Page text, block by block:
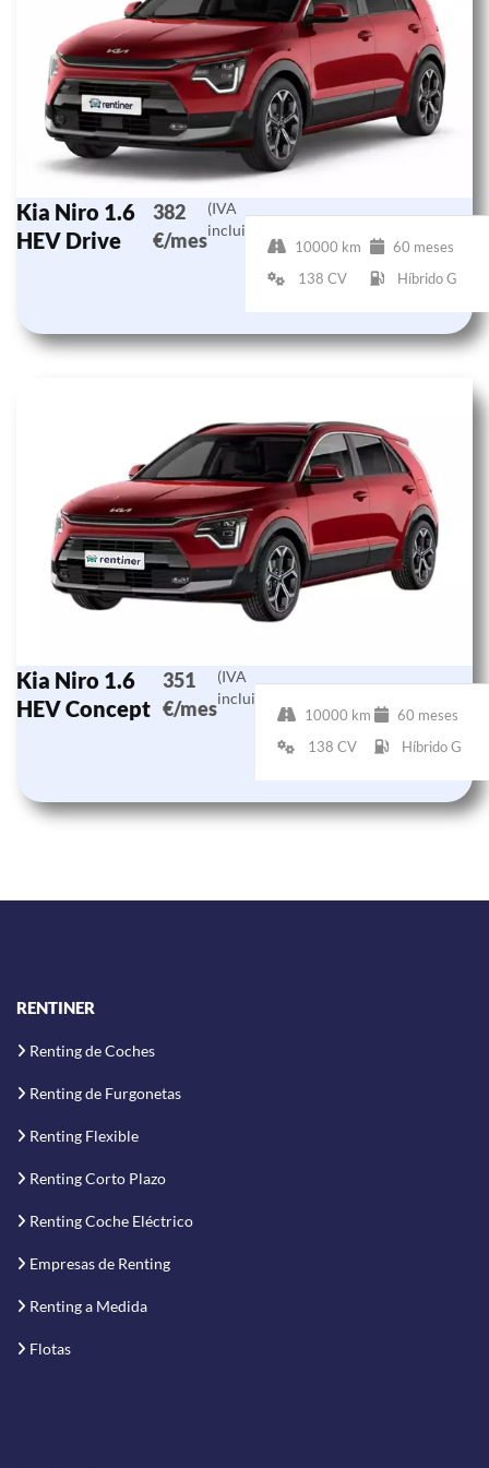
Kia Niro 1.6
HEV Drive
382
€/mes
(IVA
incluido)
10000 km
60 meses
138 CV
Híbrido G
Kia Niro 1.6
HEV Concept
351
€/mes
(IVA
incluido)
10000 km
60 meses
138 CV
Híbrido G
RENTINER
Renting de Coches
Renting de Furgonetas
Renting Flexible
Renting Corto Plazo
Renting Coche Eléctrico
Empresas de Renting
Renting a Medida
Flotas